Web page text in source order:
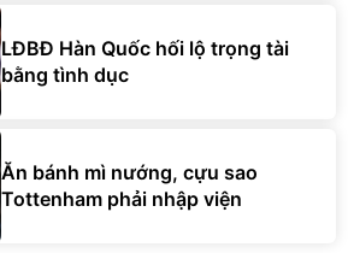
LĐBĐ Hàn Quốc hối lộ trọng tài
bằng tình dục
Ăn bánh mì nướng, cựu sao
Tottenham phải nhập viện